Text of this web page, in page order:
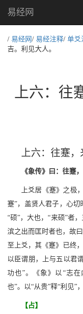
易经网
/ 易经网 / 易经注释/ 单爻
吉。利见大人。
上六：往
上六：往蹇
《象传》曰：往蹇
上爻居《蹇》之极
蹇”，盖贤人君子，心切
“硕”，大也，“来硕”者
滨之出而匡时者也，故
至上爻，其《蹇》已终
以臣谓朋，上与五以君
功也”。《象》以“志
也”。以“从贵”释“利见”
【占】